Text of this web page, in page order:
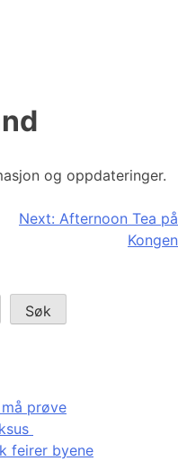
og oppdateringer.
Next: Afternoon Tea på
Kongen
Søk
prøve
feirer byene